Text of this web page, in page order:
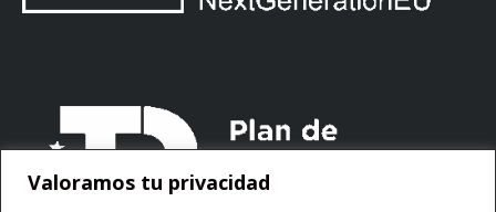
Valoramos tu privacidad